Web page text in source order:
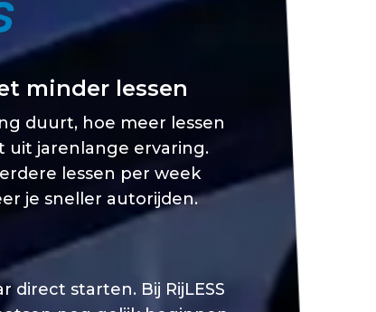
minder lessen
duurt, hoe meer lessen
uit jarenlange ervaring.
lessen per week
je sneller autorijden.
direct starten. Bij RijLESS